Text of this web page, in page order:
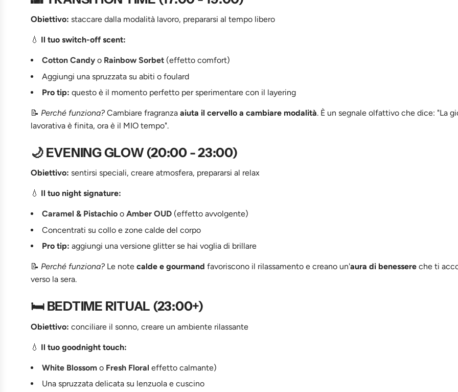
Obiettivo: staccare dalla modalità lavoro, prepararsi al tempo libero
💧 Il tuo switch-off scent:
Cotton Candy o Rainbow Sorbet (effetto comfort)
Aggiungi una spruzzata su abiti o foulard
Pro tip: questo è il momento perfetto per sperimentare con il layering
📝 Perché funziona? Cambiare fragranza aiuta il cervello a cambiare modalità. È un segnale olfattivo che dice: "La
lavorativa è finita, ora è il MIO tempo".
🌙 EVENING GLOW (20:00 - 23:00)
Obiettivo: sentirsi speciali, creare atmosfera, prepararsi al relax
💧 Il tuo night signature:
Caramel & Pistachio o Amber OUD (effetto avvolgente)
Concentrati su collo e zone calde del corpo
Pro tip: aggiungi una versione glitter se hai voglia di brillare
📝 Perché funziona? Le note calde e gourmand favoriscono il rilassamento e creano un'aura di benessere che ti
verso la sera.
🛏️ BEDTIME RITUAL (23:00+)
Obiettivo: conciliare il sonno, creare un ambiente rilassante
💧 Il tuo goodnight touch:
White Blossom o Fresh Floral effetto calmante)
Una spruzzata delicata su lenzuola e cuscino